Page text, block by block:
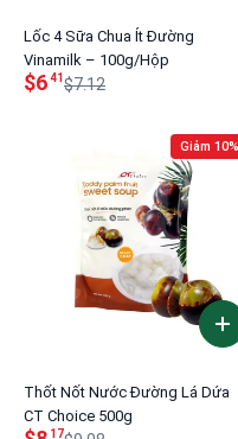
Lốc 4 Sữa Chua Ít Đường
Vinamilk – 100g/Hộp
$641$7.12
Giảm 10%
Thốt Nốt Nước Đường Lá Dứa
CT Choice 500g
17